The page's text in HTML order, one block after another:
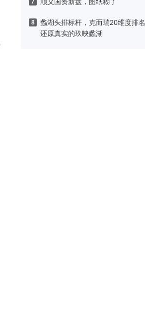
7
8
蠡湖头排标杆，克而瑞20维度排名
还原真实的玖映蠡湖